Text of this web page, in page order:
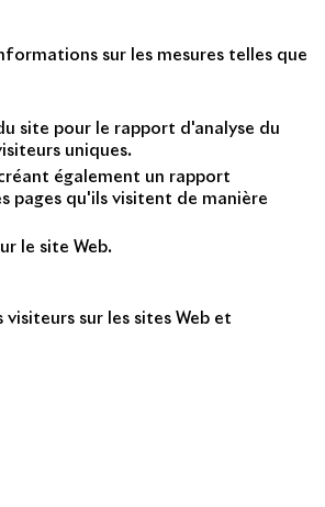
sur les mesures telles que
site pour le rapport d'analyse du
uniques.
également un rapport
pages qu'ils visitent de manière
le site Web.
sur les sites Web et